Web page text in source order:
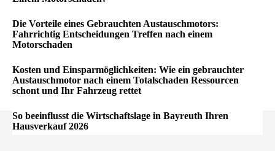
Die Vorteile eines Gebrauchten Austauschmotors:
Fahrrichtig Entscheidungen Treffen nach einem
Motorschaden
Kosten und Einsparmöglichkeiten: Wie ein gebrauchter
Austauschmotor nach einem Totalschaden Ressourcen
schont und Ihr Fahrzeug rettet
So beeinflusst die Wirtschaftslage in Bayreuth Ihren
Hausverkauf 2026